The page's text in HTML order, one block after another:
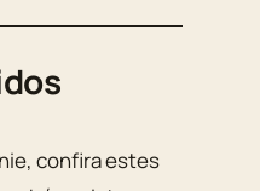
confira estes